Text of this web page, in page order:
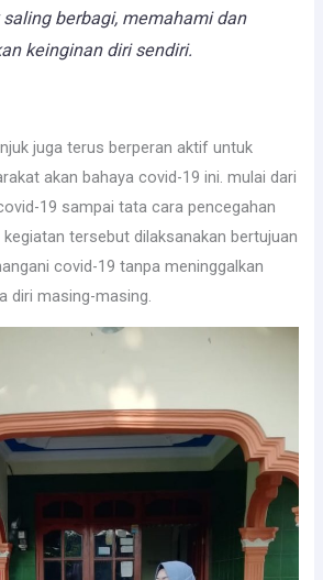
berbagi, memahami dan
keinginan diri sendiri.
juga terus berperan aktif untuk
akan bahaya covid-19 ini. mulai dari
19 sampai tata cara pencegahan
tersebut dilaksanakan bertujuan
covid-19 tanpa meninggalkan
diri masing-masing.